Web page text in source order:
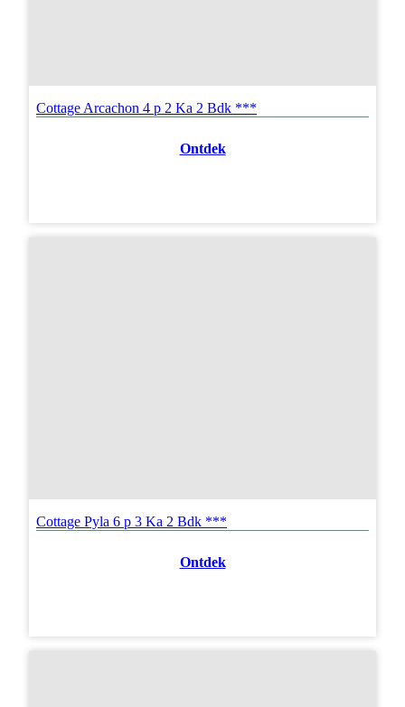
Cottage Arcachon 4 p 2 Ka 2 Bdk ***
Ontdek
Cottage Pyla 6 p 3 Ka 2 Bdk ***
Ontdek